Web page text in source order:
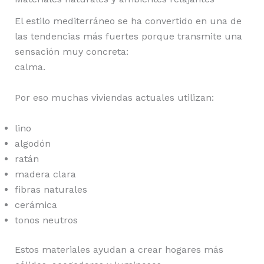
El estilo mediterráneo se ha convertido en una de
las tendencias más fuertes porque transmite una
sensación muy concreta:
calma.
Por eso muchas viviendas actuales utilizan:
lino
algodón
ratán
madera clara
fibras naturales
cerámica
tonos neutros
Estos materiales ayudan a crear hogares más